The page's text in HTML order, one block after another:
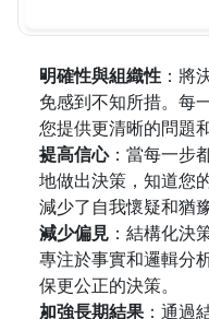
明確性與組織性 ：將
免感到不知所措。每
您提供更清晰的問題
提高信心：當每一步
地做出決策，知道您
減少了自我懷疑和猶豫
減少偏見 ：結構化決
專注於事實和邏輯分
保更公正的決策。
加強長期結果 ：通過